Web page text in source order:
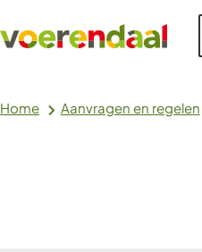
Home Aanvragen en regelen